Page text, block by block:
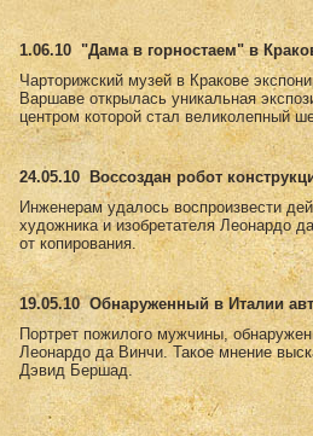
1.06.10 "Дама в горностаем" в
Чарторижский музей в Кракове
Варшаве открылась уникальная
центром которой стал великолепный
24.05.10
Воссоздан робот
Инженерам удалось воспроизвести
художника и изобретателя Леонардо
от копирования.
19.05.10 Обнаруженный в Италии
Портрет пожилого мужчины,
Леонардо да Винчи. Такое мнение
Дэвид Бершад.